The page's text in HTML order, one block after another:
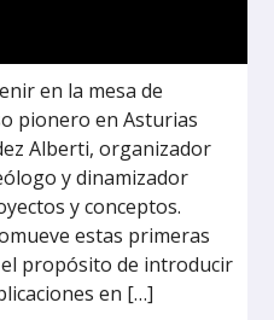
en la mesa de
pionero en Asturias
Alberti, organizador
y dinamizador
y conceptos.
estas primeras
propósito de introducir
en […]